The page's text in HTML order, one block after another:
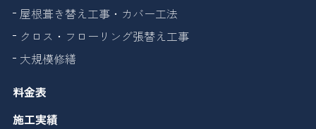
屋根葺き替え工事・カバー工法
クロス・フローリング張替え工事
大規模修繕
料金表
施工実績